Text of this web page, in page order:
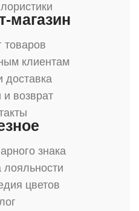
магазин
товаров
клиентам
доставка
и возврат
знака
цветов